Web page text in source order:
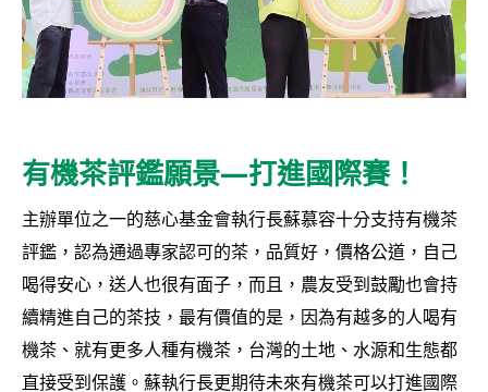
有機茶評鑑願景—打進國際賽！
主辦單位之一的慈心基金會執行長蘇慕容十分支持有機茶
評鑑，認為通過專家認可的茶，品質好，價格公道，自己
喝得安心，送人也很有面子，而且，農友受到鼓勵也會持
續精進自己的茶技，最有價值的是，因為有越多的人喝有
機茶、就有更多人種有機茶，台灣的土地、水源和生態都
直接受到保護。蘇執行長更期待未來有機茶可以打進國際